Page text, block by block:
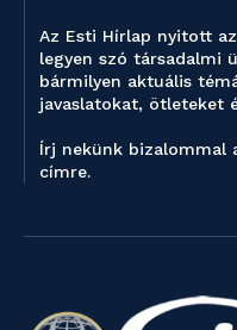
Az Esti Hírlap nyitott
legyen szó társadalmi
bármilyen aktuális
javaslatokat, ötleteket
Írj nekünk bizalommal
címre.